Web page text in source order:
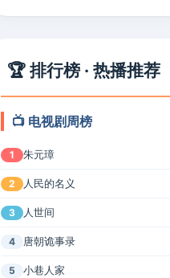
🏆 排行榜 · 热播推荐
📺 电视剧周榜
1 朱元璋
2 人民的名义
3 人世间
4 唐朝诡事录
5 小巷人家